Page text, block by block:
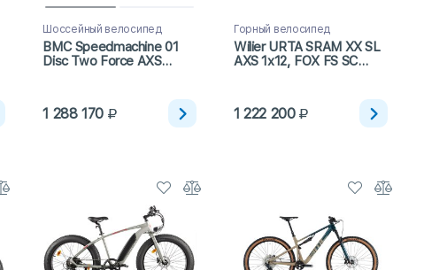
Шоссейный велосипед
BMC Speedmachine 01
Disc Two Force AXS
1 288 170
Горный велосипед
Wilier URTA SRAM XX SL
AXS 1x12, FOX FS SC
1 222 200